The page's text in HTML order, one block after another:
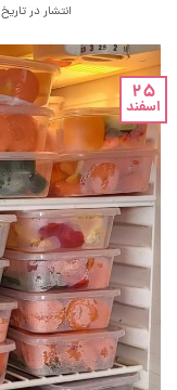
انتشار در تاریخ
25
اسفند